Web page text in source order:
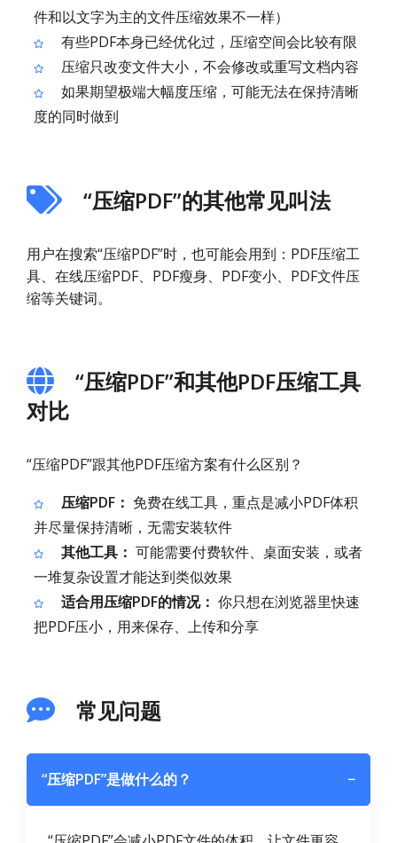
件和以文字为主的文件压缩效果不一样）
有些PDF本身已经优化过，压缩空间会比较有限
压缩只改变文件大小，不会修改或重写文档内容
如果期望极端大幅度压缩，可能无法在保持清晰
度的同时做到
“压缩PDF”的其他常见叫法
用户在搜索“压缩PDF”时，也可能会用到：PDF压缩工
具、在线压缩PDF、PDF瘦身、PDF变小、PDF文件压
缩等关键词。
“压缩PDF”和其他PDF压缩工具
对比
“压缩PDF”跟其他PDF压缩方案有什么区别？
压缩PDF： 免费在线工具，重点是减小PDF体积
并尽量保持清晰，无需安装软件
其他工具： 可能需要付费软件、桌面安装，或者
一堆复杂设置才能达到类似效果
适合用压缩PDF的情况： 你只想在浏览器里快速
把PDF压小，用来保存、上传和分享
常见问题
“压缩PDF”是做什么的？ −